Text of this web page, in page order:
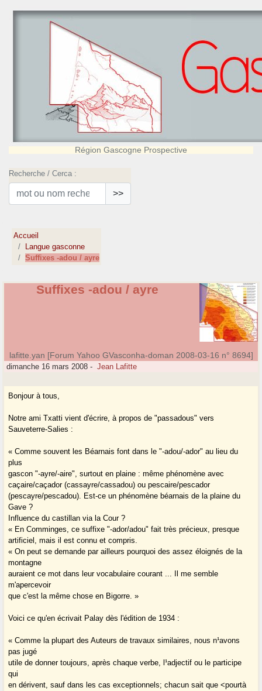
Région Gascogne Prospective
Recherche / Cerca :
>>
Accueil
Langue gasconne
Suffixes -adou / ayre
Suffixes -adou / ayre
lafitte.yan [Forum Yahoo GVasconha-doman 2008-03-16 n° 8694]
dimanche 16 mars 2008 - Jean Lafitte
Bonjour à tous,
Notre ami Txatti vient d'écrire, à propos de "passadous" vers
Sauveterre-Salies :
« Comme souvent les Béarnais font dans le "-adou/-ador" au lieu du
plus
gascon "-ayre/-aire", surtout en plaine : même phénomène avec
caçaire/caçador (cassayre/cassadou) ou pescaire/pescador
(pescayre/pescadou). Est-ce un phénomène béarnais de la plaine du
Gave ?
Influence du castillan via la Cour ?
« En Comminges, ce suffixe "-ador/adou" fait très précieux, presque
artificiel, mais il est connu et compris.
« On peut se demande par ailleurs pourquoi des assez éloignés de la
montagne
auraient ce mot dans leur vocabulaire courant ... Il me semble
m'apercevoir
que c'est la même chose en Bigorre. »
Voici ce qu'en écrivait Palay dès l'édition de 1934 :
« Comme la plupart des Auteurs de travaux similaires, nous n¹avons
pas jugé
utile de donner toujours, après chaque verbe, l¹adjectif ou le participe
qui
en dérivent, sauf dans les cas exceptionnels; chacun sait que <pourtà